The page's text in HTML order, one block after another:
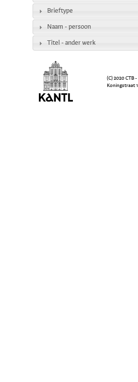
Brieftype
Naam - persoon
Titel - ander werk
(C) 2020 CTB
Koningstraat